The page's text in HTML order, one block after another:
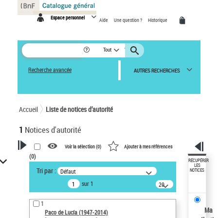
Espace personnel Aide Une question ? Historique
Tout
Recherche avancée AUTRES RECHERCHES
Accueil Liste de notices d’autorité
1 Notices d'autorité
VOTRE RECHERCHE
Recherche avancée dans les
notices d’autorité
Œuvres liées à l'auteur :
Paco de Lucía (1947-2014)
Voir la sélection (0) Ajouter à mes références
(0)
Tri par : Défaut
sur 1
20
résultats/page
1
Paco de Lucía (1947-2014)
RÉCUPÉRER
LES
NOTICES
Ma
Panneau de gestion des cookies